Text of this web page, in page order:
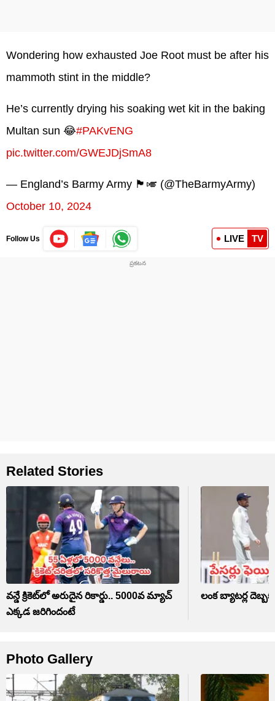
Wondering how exhausted Joe Root must be after his
mammoth stint in the middle?
He’s currently drying his soaking wet kit in the baking
Multan sun 😂#PAKvENG
pic.twitter.com/GWEJDjSmA8
— England’s Barmy Army 🏴󠁧󠁢󠁥󠁮󠁧󠁿🎺 (@TheBarmyArmy)
October 10, 2024
Follow Us LIVE TV
Related Stories
వన్డే క్రికెట్‌లో అరుదైన రికార్డు.. 5000వ మ్యాచ్
ఎక్కడ జరిగిందంటే
లంక బ్యాటర్ల
Photo Gallery